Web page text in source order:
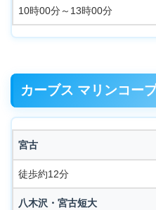
10時00分～13時00分
カーブス マリンコー
宮古
徒歩約12分
八木沢・宮古短大